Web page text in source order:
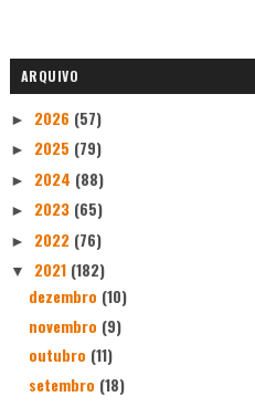
ARQUIVO
► 2026 (57)
► 2025 (79)
► 2024 (88)
► 2023 (65)
► 2022 (76)
▼ 2021 (182)
dezembro (10)
novembro (9)
outubro (11)
setembro (18)